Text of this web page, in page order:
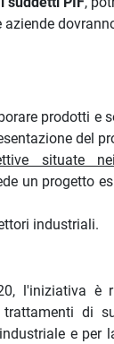
prodotti e
del
situate
un progetto
industriali.
l'iniziativa è
di
e per